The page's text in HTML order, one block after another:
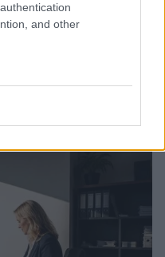
and other